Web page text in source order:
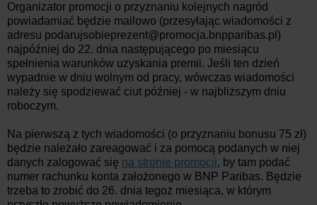
Organizator promocji o przyznaniu kolejnych nagród
powiadamiać będzie mailowo (przesyłając wiadomości z
adresu podarujsobieprezent@promocja.bnpparibas.pl)
najpóźniej do 22. dnia następującego po miesiącu
spełnienia warunków uzyskania premii. Jeśli ten dzień
wypadnie w dniu wolnym od pracy, wówczas wiadomości
należy się spodziewać ciut później - w najbliższym dniu
roboczym.
Na pierwszą z tych wiadomości (o przyznaniu bonusu 75 zł)
będzie należało zareagować i za pomocą podanych w niej
danych zalogować się na stronie promocji, by tam podać
numer rachunku konta założonego w BNP Paribas. Będzie
trzeba to zrobić do 26. dnia tegoż miesiąca, w którym